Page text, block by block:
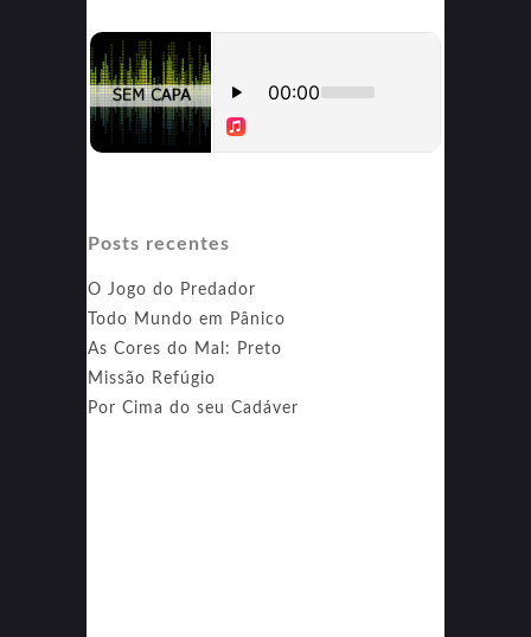
Posts recentes
O Jogo do Predador
Todo Mundo em Pânico
As Cores do Mal: Preto
Missão Refúgio
Por Cima do seu Cadáver